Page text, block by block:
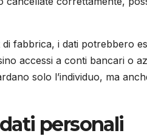
fabbrica, i dati potrebbero
accessi a conti bancari o
solo l’individuo, ma
personali